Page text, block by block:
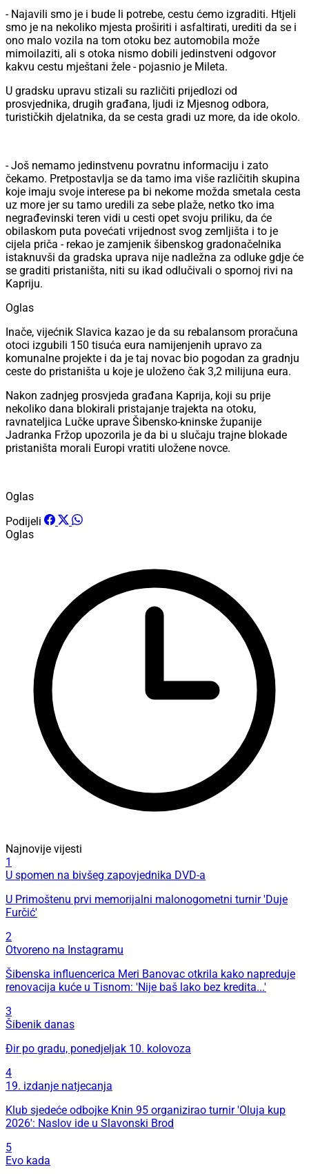
- Najavili smo je i bude li potrebe, cestu ćemo izgraditi. Htjeli
smo je na nekoliko mjesta proširiti i asfaltirati, urediti da se i
ono malo vozila na tom otoku bez automobila može
mimoilaziti, ali s otoka nismo dobili jedinstveni odgovor
kakvu cestu mještani žele - pojasnio je Mileta.
U gradsku upravu stizali su različiti prijedlozi od
prosvjednika, drugih građana, ljudi iz Mjesnog odbora,
turističkih djelatnika, da se cesta gradi uz more, da ide okolo.
- Još nemamo jedinstvenu povratnu informaciju i zato
čekamo. Pretpostavlja se da tamo ima više različitih skupina
koje imaju svoje interese pa bi nekome možda smetala cesta
uz more jer su tamo uredili za sebe plaže, netko tko ima
negrađevinski teren vidi u cesti opet svoju priliku, da će
obilaskom puta povećati vrijednost svog zemljišta i to je
cijela priča - rekao je zamjenik šibenskog gradonačelnika
istaknuvši da gradska uprava nije nadležna za odluke gdje će
se graditi pristaništa, niti su ikad odlučivali o spornoj rivi na
Kapriju.
Oglas
Inače, vijećnik Slavica kazao je da su rebalansom proračuna
otoci izgubili 150 tisuća eura namijenjenih upravo za
komunalne projekte i da je taj novac bio pogodan za gradnju
ceste do pristaništa u koje je uloženo čak 3,2 milijuna eura.
Nakon zadnjeg prosvjeda građana Kaprija, koji su prije
nekoliko dana blokirali pristajanje trajekta na otoku,
ravnateljica Lučke uprave Šibensko-kninske županije
Jadranka Fržop upozorila je da bi u slučaju trajne blokade
pristaništa morali Europi vratiti uložene novce.
Oglas
Podijeli
Oglas
Najnovije vijesti
1
U spomen na bivšeg zapovjednika DVD-a
U Primoštenu prvi memorijalni malonogometni turnir 'Duje
Furčić'
2
Otvoreno na Instagramu
Šibenska influencerica Meri Banovac otkrila kako napreduje
renovacija kuće u Tisnom: 'Nije baš lako bez kredita...'
3
Šibenik danas
Đir po gradu, ponedjeljak 10. kolovoza
4
19. izdanje natjecanja
Klub sjedeće odbojke Knin 95 organizirao turnir 'Oluja kup
2026': Naslov ide u Slavonski Brod
5
Evo kada